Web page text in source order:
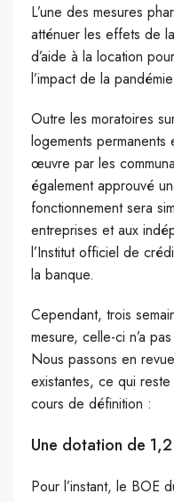
L’une des mesures
atténuer les effets de
d’aide à la location
l’impact de la
Outre les moratoires
logements
œuvre par les
également approuvé
fonctionnement sera
entreprises et aux
l’Institut officiel de
la banque.
Cependant, trois
mesure, celle-ci n’a
Nous passons en
existantes, ce qui
cours de définition :
Une dotation de
Pour l’instant, le BOE